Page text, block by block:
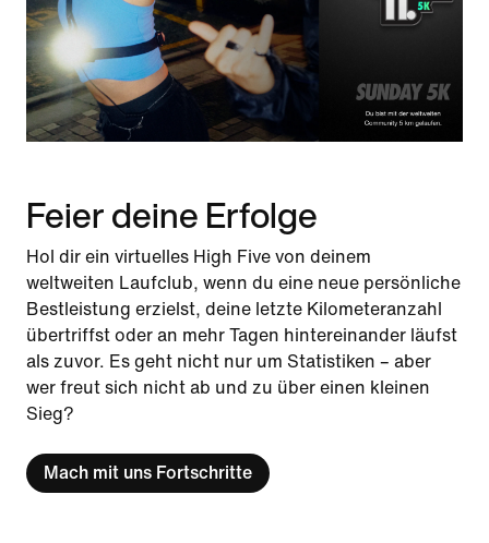
Feier deine Erfolge
Hol dir ein virtuelles High Five von deinem
weltweiten Laufclub, wenn du eine neue persönliche
Bestleistung erzielst, deine letzte Kilometeranzahl
übertriffst oder an mehr Tagen hintereinander läufst
als zuvor. Es geht nicht nur um Statistiken – aber
wer freut sich nicht ab und zu über einen kleinen
Sieg?
Mach mit uns Fortschritte